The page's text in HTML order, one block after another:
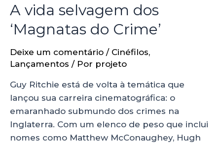
A vida selvagem dos
‘Magnatas do Crime’
Deixe um comentário / Cinéfilos,
Lançamentos / Por projeto
Guy Ritchie está de volta à temática que
lançou sua carreira cinematográfica: o
emaranhado submundo dos crimes na
Inglaterra. Com um elenco de peso que inclui
nomes como Matthew McConaughey, Hugh